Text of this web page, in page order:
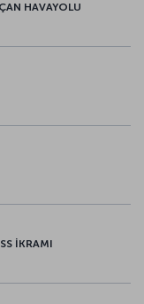
HAVAYOLU
İKRAMI